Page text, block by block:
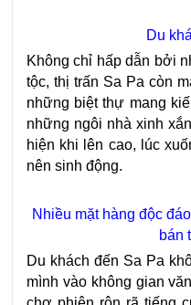
Du
Không chỉ hấp dẫn bởi
tộc, thị trấn Sa Pa còn
những biệt thự mang
những ngôi nhà xinh
hiện khi lên cao, lúc
nên sinh động.
Nhiều mặt hàng độc
bán
Du khách đến Sa Pa
mình vào không gian